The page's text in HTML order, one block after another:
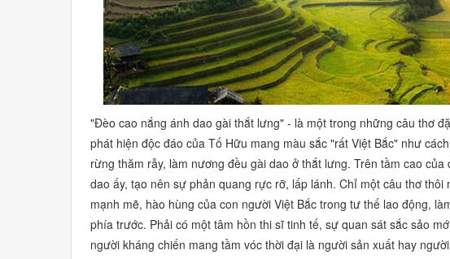
"Đèo cao nắng ánh dao gài thắt lưng" - là một trong những câu thơ
phát hiện độc đáo của Tố Hữu mang màu sắc"rất Việt Bắc" như
rừng thăm rẫy, làm nương đều gài dao ở thắt lưng. Trên tầm cao
dao ấy, tạo nên sự phản quang rực rỡ, lấp lánh. Chỉ một câu thơ
mạnh mẽ, hào hùng của con người Việt Bắc trong tư thế lao động,
phía trước. Phải có một tâm hồn thi sĩ tinh tế, sự quan sát sắc sảo
người kháng chiến mang tầm vóc thời đại là người sản xuất hay